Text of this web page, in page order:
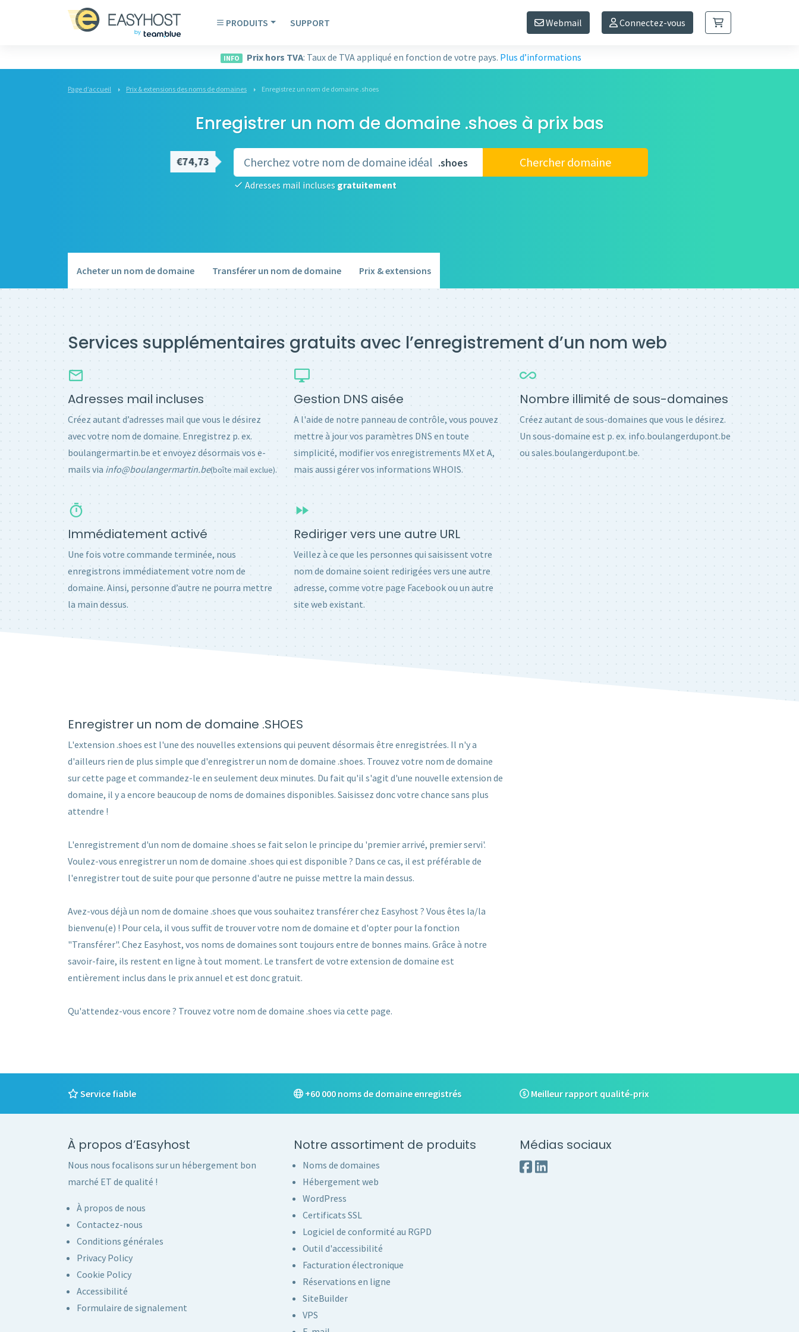
PRODUITS SUPPORT Webmail Connectez-vous
INFO Prix hors TVA: Taux de TVA appliqué en fonction de votre pays. Plus d’informations
Page d’accueil Prix & extensions des noms de domaines Enregistrez un nom de domaine .shoes
Enregistrer un nom de domaine .shoes à prix bas
€74,73 .shoes
Adresses mail incluses gratuitement
Chercher domaine
Acheter un nom de domaine Transférer un nom de domaine Prix & extensions
Services supplémentaires gratuits avec l’enregistrement d’un nom web
Adresses mail incluses
Créez autant d’adresses mail que vous le désirez
avec votre nom de domaine. Enregistrez p. ex.
boulangermartin.be et envoyez désormais vos e-
mails via info@boulangermartin.be(boîte mail exclue).
Gestion DNS aisée
A l'aide de notre panneau de contrôle, vous pouvez
mettre à jour vos paramètres DNS en toute
simplicité, modifier vos enregistrements MX et A,
mais aussi gérer vos informations WHOIS.
Nombre illimité de sous-domaines
Créez autant de sous-domaines que vous le désirez.
Un sous-domaine est p. ex. info.boulangerdupont.be
ou sales.boulangerdupont.be.
Immédiatement activé
Une fois votre commande terminée, nous
enregistrons immédiatement votre nom de
domaine. Ainsi, personne d’autre ne pourra mettre
la main dessus.
Rediriger vers une autre URL
Veillez à ce que les personnes qui saisissent votre
nom de domaine soient redirigées vers une autre
adresse, comme votre page Facebook ou un autre
site web existant.
Enregistrer un nom de domaine .SHOES
L'extension .shoes est l'une des nouvelles extensions qui peuvent désormais être enregistrées. Il n'y a
d'ailleurs rien de plus simple que d'enregistrer un nom de domaine .shoes. Trouvez votre nom de domaine
sur cette page et commandez-le en seulement deux minutes. Du fait qu'il s'agit d'une nouvelle extension de
domaine, il y a encore beaucoup de noms de domaines disponibles. Saisissez donc votre chance sans plus
attendre !
L'enregistrement d'un nom de domaine .shoes se fait selon le principe du 'premier arrivé, premier servi'.
Voulez-vous enregistrer un nom de domaine .shoes qui est disponible ? Dans ce cas, il est préférable de
l'enregistrer tout de suite pour que personne d'autre ne puisse mettre la main dessus.
Avez-vous déjà un nom de domaine .shoes que vous souhaitez transférer chez Easyhost ? Vous êtes la/la
bienvenu(e) ! Pour cela, il vous suffit de trouver votre nom de domaine et d'opter pour la fonction
"Transférer". Chez Easyhost, vos noms de domaines sont toujours entre de bonnes mains. Grâce à notre
savoir-faire, ils restent en ligne à tout moment. Le transfert de votre extension de domaine est
entièrement inclus dans le prix annuel et est donc gratuit.
Qu'attendez-vous encore ? Trouvez votre nom de domaine .shoes via cette page.
Service fiable +60 000 noms de domaine enregistrés Meilleur rapport qualité-prix
À propos d’Easyhost
Nous nous focalisons sur un hébergement bon
marché ET de qualité !
À propos de nous
Contactez-nous
Conditions générales
Privacy Policy
Cookie Policy
Accessibilité
Formulaire de signalement
Notre assortiment de produits
Noms de domaines
Hébergement web
WordPress
Certificats SSL
Logiciel de conformité au RGPD
Outil d'accessibilité
Facturation électronique
Réservations en ligne
SiteBuilder
VPS
Médias sociaux